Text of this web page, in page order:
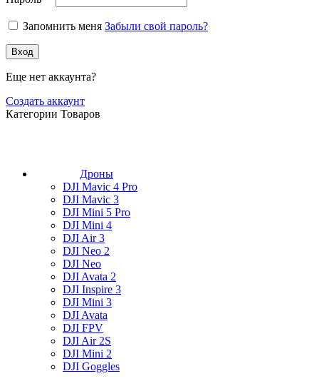
Запомнить меня Забыли свой пароль?
Вход
Еще нет аккаунта?
Создать аккаунт
Категории Товаров
Дроны
DJI Mavic 4 Pro
DJI Mavic 3
DJI Mini 5 Pro
DJI Mini 4
DJI Air 3
DJI Neo 2
DJI Neo
DJI Avata 2
DJI Inspire 3
DJI Mini 3
DJI Avata
DJI FPV
DJI Air 2S
DJI Mini 2
DJI Goggles